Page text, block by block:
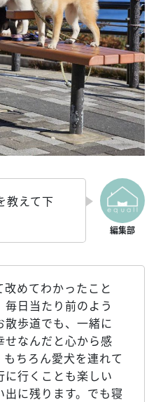
教えて下
改めてわかったこと
毎日当たり前のよう
散歩道でも、一緒に
せなんだと心から感
もちろん愛犬を連れて
に行くことも楽しい
出に残ります。でも寝